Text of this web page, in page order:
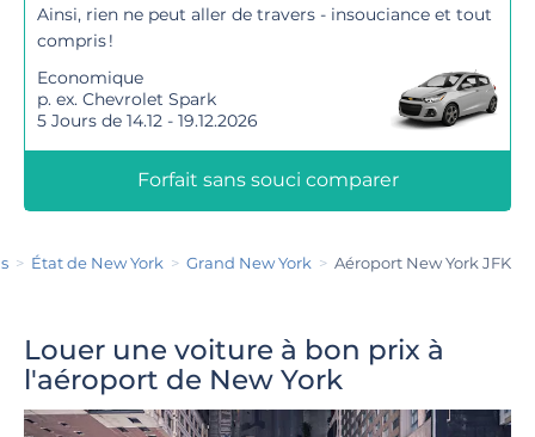
Ainsi, rien ne peut aller de travers - insouciance et tout
compris !
Economique
p. ex. Chevrolet Spark
5 Jours de 14.12 - 19.12.2026
Forfait sans souci comparer
État de New York Grand New York Aéroport New York JFK
Louer une voiture à bon prix à
l'aéroport de New York